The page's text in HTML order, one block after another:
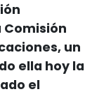
Comisión
un
ella hoy la
el